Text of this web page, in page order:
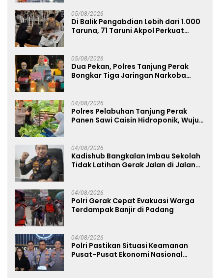
05/08/2026
Di Balik Pengabdian Lebih dari 1.000
Taruna, 71 Taruni Akpol Perkuat
05/08/2026
Dua Pekan, Polres Tanjung Perak
Bongkar Tiga Jaringan Narkoba
04/08/2026
Polres Pelabuhan Tanjung Perak
Panen Sawi Caisin Hidroponik, Wujud
04/08/2026
Kadishub Bangkalan Imbau Sekolah
Tidak Latihan Gerak Jalan di Jalan
04/08/2026
Polri Gerak Cepat Evakuasi Warga
Terdampak Banjir di Padang
04/08/2026
Polri Pastikan Situasi Keamanan
Pusat-Pusat Ekonomi Nasional